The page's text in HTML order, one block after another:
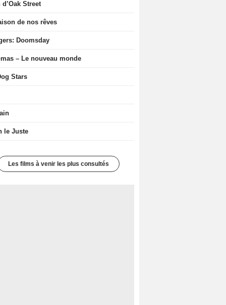
d’Oak Street
de nos rêves
Doomsday
– Le nouveau monde
Stars
le Juste
Les films à venir les plus consultés